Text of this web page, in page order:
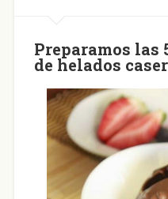
Preparamos las
de helados